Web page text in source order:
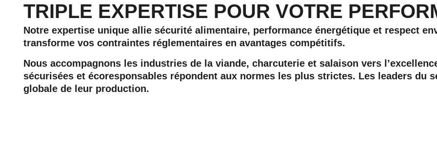
TRIPLE EXPERTISE POUR VOTRE
Notre expertise unique allie sécurité alimentaire, performance énergétique et respect
transforme vos contraintes réglementaires en avantages compétitifs.
Nous accompagnons les industries de la viande, charcuterie et salaison vers
sécurisées et écoresponsables répondent aux normes les plus strictes. Les leaders du
globale de leur production.